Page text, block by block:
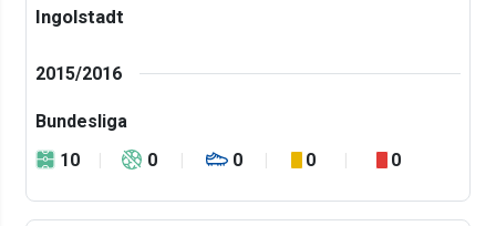
Ingolstadt
2015/2016
Bundesliga
10
0 0 0 0